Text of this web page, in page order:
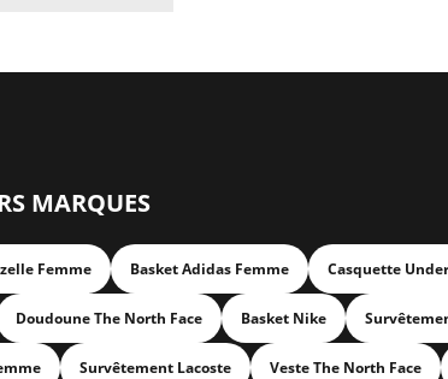
MARQUES
Femme Basket Adidas Femme Casquette
Doudoune The North Face Basket Nike
Survêtement Lacoste Veste The North Face